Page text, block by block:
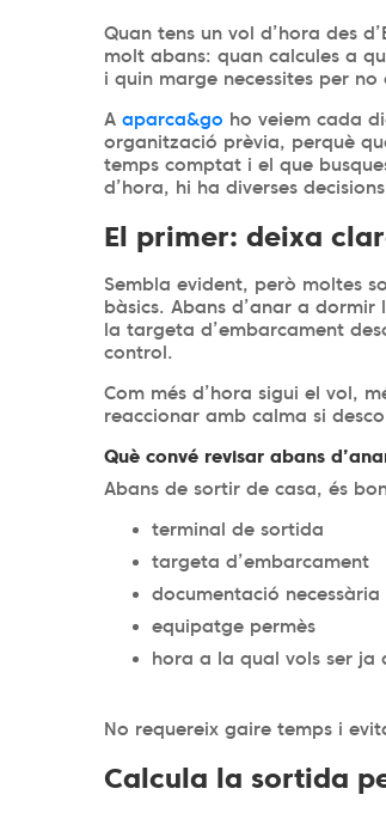
Quan tens un vol d’hora des
molt abans: quan calcules a
i quin marge necessites per
A aparca&go ho veiem cada
organització prèvia, perquè
temps comptat i el que
d’hora, hi ha diverses
El primer: deixa
Sembla evident, però moltes
bàsics. Abans d’anar a
la targeta d’embarcament
control.
Com més d’hora sigui el vol,
reaccionar amb calma si
Què convé revisar abans
Abans de sortir de casa, és
terminal de sortida
targeta d’embarcament
documentació necessària
equipatge permès
hora a la qual vols ser ja
No requereix gaire temps i
Calcula la sortida